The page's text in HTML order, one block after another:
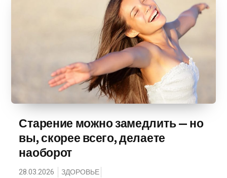
Старение можно замедлить — но
вы, скорее всего, делаете
наоборот
28.03.2026 ЗДОРОВЬЕ